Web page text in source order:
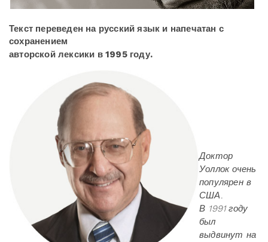
Текст переведен на русский язык и напечатан с
сохранением
авторской лексики в 1995 году.
Доктор
Уоллок очень
популярен в
США.
В 1991 году
был
выдвинут на